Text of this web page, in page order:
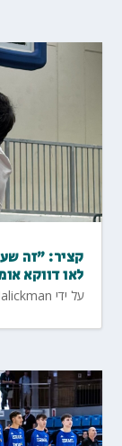
קציר: "זה
לאו דווקא
על ידי